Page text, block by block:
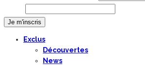
Exclus
Découvertes
News